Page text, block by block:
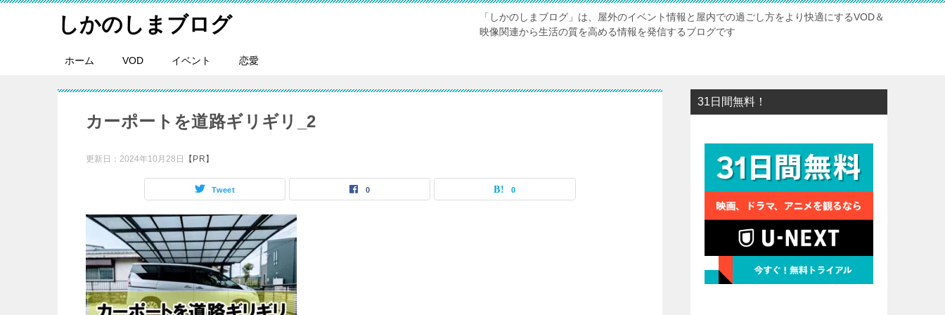
しかのしまブログ
「しかのしまブログ」は、屋外のイベント情報と屋内での過ごし方をより快適にするVOD＆
映像関連から生活の質を高める情報を発信するブログです
ホーム VOD イベント 恋愛
カーポートを道路ギリギリ_2
更新日： 2024年10月28日 【PR】
Tweet 0 0
31日間無料！